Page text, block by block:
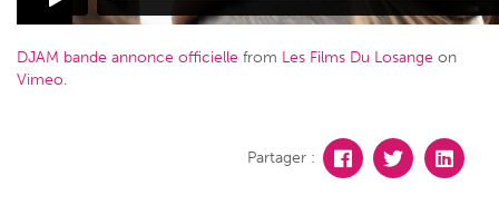
DJAM bande annonce officielle from Les Films Du Losange on
Vimeo.
Partager :